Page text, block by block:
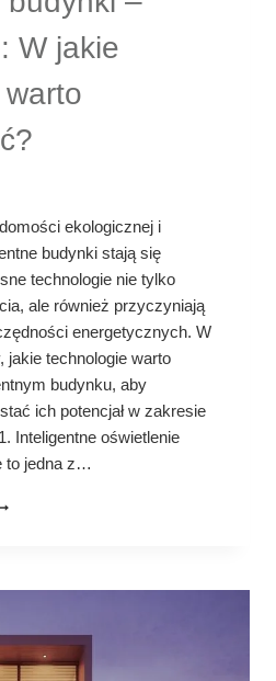
W jakie
ekologicznej i
budynki stają się
technologie nie tylko
ale również przyczyniają
energetycznych. W
technologie warto
budynku, aby
ich potencjał w zakresie
Inteligentne oświetlenie
to jedna z…